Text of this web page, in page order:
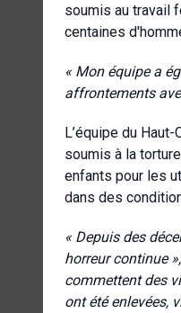
soumis au travail
centaines
« Mon équipe a
affrontements
L’équipe du
soumis à la
enfants pour les
dans des
« Depuis des
horreur continue »,
commettent des
ont été enlevées,